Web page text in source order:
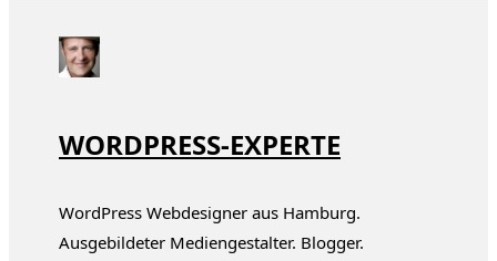
WORDPRESS-EXPERTE
WordPress Webdesigner aus Hamburg.
Ausgebildeter Mediengestalter. Blogger.